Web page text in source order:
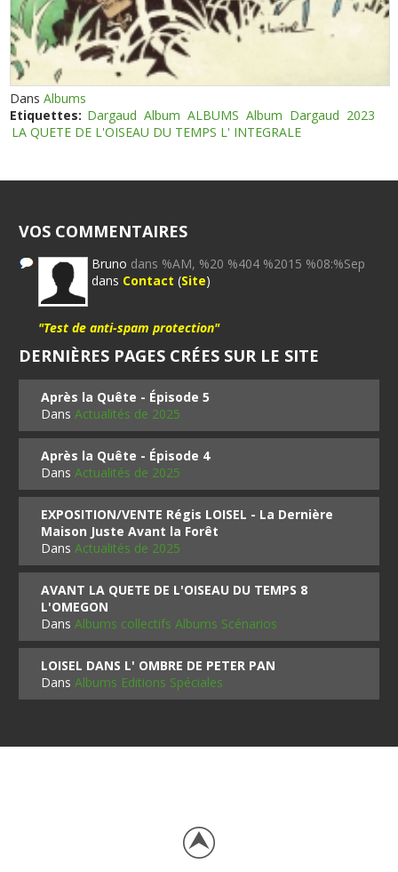
DansAlbums
Etiquettes: Dargaud Album ALBUMS Album Dargaud 2023
LA QUETE DE L'OISEAU DU TEMPS L' INTEGRALE
VOS COMMENTAIRES
Bruno dans %AM, %20 %404 %2015 %08:%Sep
dans Contact (Site)
"Test de anti-spam protection"
DERNIÈRES PAGES CRÉES SUR LE SITE
Après la Quête - Épisode 5
DansActualités de 2025
Après la Quête - Épisode 4
DansActualités de 2025
EXPOSITION/VENTE Régis LOISEL - La Dernière
Maison Juste Avant la Forêt
DansActualités de 2025
AVANT LA QUETE DE L'OISEAU DU TEMPS 8
L'OMEGON
DansAlbums collectifs Albums Scénarios
LOISEL DANS L' OMBRE DE PETER PAN
DansAlbums Editions Spéciales